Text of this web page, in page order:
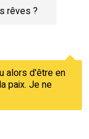
rêves ?
alors d'être en
paix. Je ne